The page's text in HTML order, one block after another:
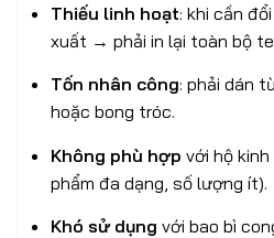
Thiếu linh hoạt: khi cần
xuất → phải in lại toàn bộ
Tốn nhân công: phải dán
hoặc bong tróc.
Không phù hợp với hộ
phẩm đa dạng, số lượng ít).
Khó sử dụng với bao bì